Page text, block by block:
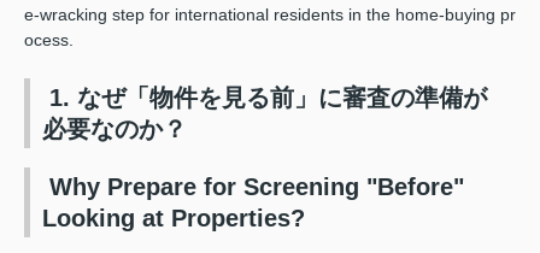
e-wracking step for international residents in the home-buying pr
ocess.
1. なぜ「物件を見る前」に審査の準備が
必要なのか？
Why Prepare for Screening "Before"
Looking at Properties?